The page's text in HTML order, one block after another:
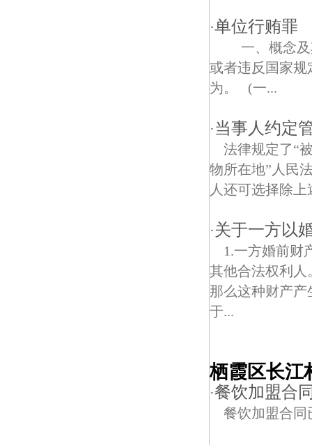
·单位行贿罪
一、概念及
或者违反国家规
为。 (一...
·当事人约定
法律规定了“
物所在地”人民
人还可选择除
·关于一方以
1.一方婚前财
其他合法权利人
那么这种财产
于...
栖霞区长江
·餐饮加盟合
餐饮加盟合同